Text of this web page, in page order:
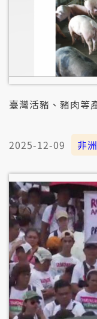
臺灣活豬、豬肉等
2025-12-09 非